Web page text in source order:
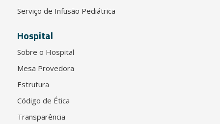
Serviço de Infusão Pediátrica
Hospital
Sobre o Hospital
Mesa Provedora
Estrutura
Código de Ética
Transparência